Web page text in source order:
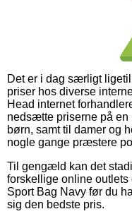
Det er i dag særligt
priser hos diverse
Head internet
nedsætte priserne på
børn, samt til damer og
nogle gange præstere
Til gengæld kan det
forskellige online outlets
Sport Bag Navy før du
sig den bedste pris.